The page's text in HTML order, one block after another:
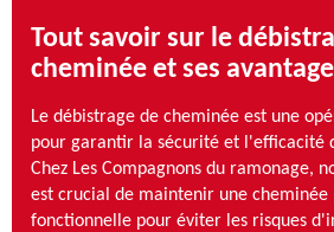
Tout savoir sur le
cheminée et ses
Le débistrage de cheminée est une
pour garantir la sécurité et l'efficacité
Chez Les Compagnons du ramonage,
est crucial de maintenir une cheminée
fonctionnelle pour éviter les risques